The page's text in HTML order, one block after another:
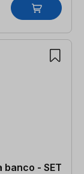
banco - SET